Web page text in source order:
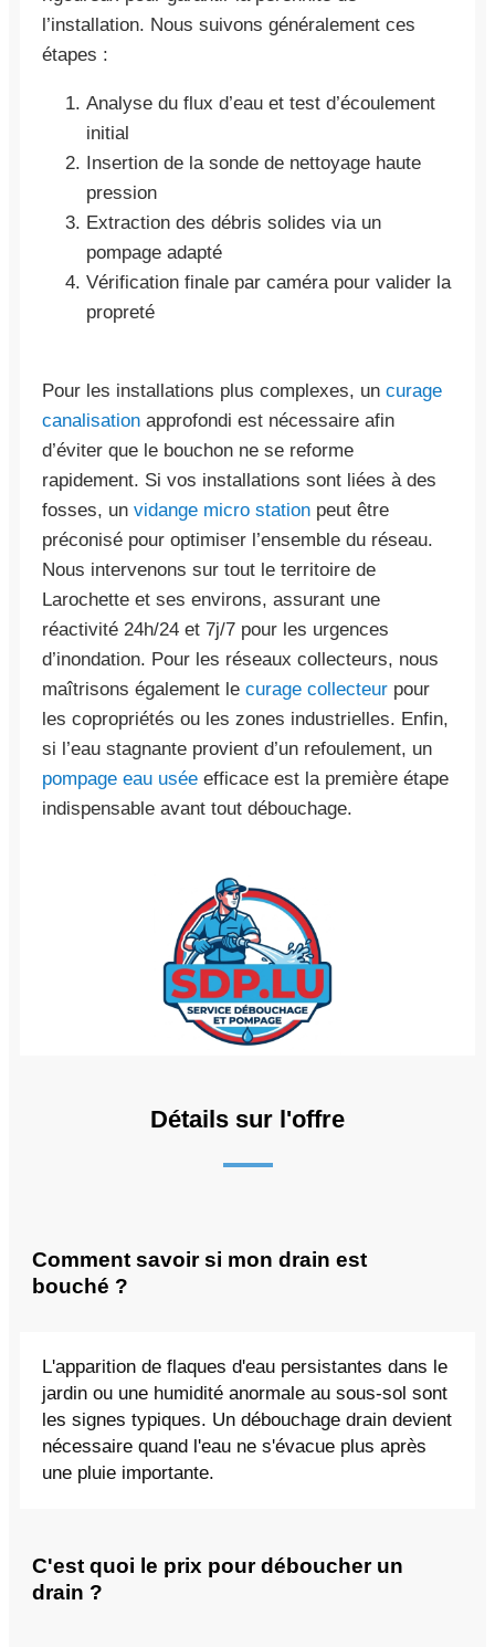
l’installation. Nous suivons généralement ces
étapes :
Analyse du flux d’eau et test d’écoulement
initial
Insertion de la sonde de nettoyage haute
pression
Extraction des débris solides via un
pompage adapté
Vérification finale par caméra pour valider la
propreté
Pour les installations plus complexes, un curage
canalisation approfondi est nécessaire afin
d’éviter que le bouchon ne se reforme
rapidement. Si vos installations sont liées à des
fosses, un vidange micro station peut être
préconisé pour optimiser l’ensemble du réseau.
Nous intervenons sur tout le territoire de
Larochette et ses environs, assurant une
réactivité 24h/24 et 7j/7 pour les urgences
d’inondation. Pour les réseaux collecteurs, nous
maîtrisons également le curage collecteur pour
les copropriétés ou les zones industrielles. Enfin,
si l’eau stagnante provient d’un refoulement, un
pompage eau usée efficace est la première étape
indispensable avant tout débouchage.
Détails sur l'offre
Comment savoir si mon drain est
bouché ?
L'apparition de flaques d'eau persistantes dans le
jardin ou une humidité anormale au sous-sol sont
les signes typiques. Un débouchage drain devient
nécessaire quand l'eau ne s'évacue plus après
une pluie importante.
C'est quoi le prix pour déboucher un
drain ?